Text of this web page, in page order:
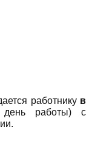
работнику в
день работы) с